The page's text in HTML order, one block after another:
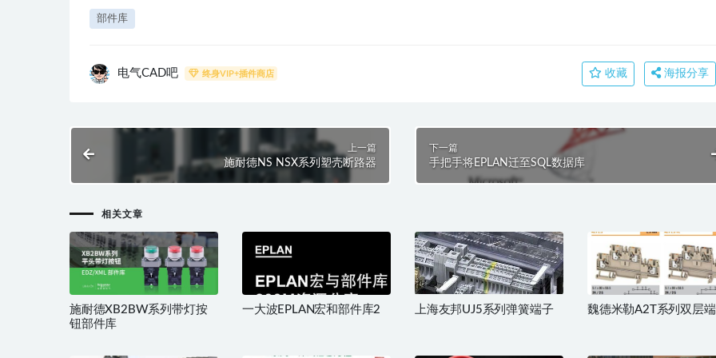
部件库
电气CAD吧 终身VIP+插件商店 收藏 海报分享
上一篇
施耐德NS NSX系列塑壳断路器
下一篇
手把手将EPLAN迁至SQL数据库
相关文章
施耐德XB2BW系列带灯按
钮部件库
一大波EPLAN宏和部件库2 上海友邦UJ5系列弹簧端子 魏德米勒A2T系列双层